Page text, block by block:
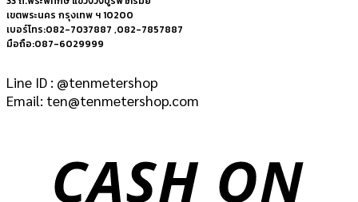
เขตพระนคร กรุงเทพ ฯ 10200
เบอร์โทร:082-7037887 ,082-7857887
มือถือ:087-6029999
Line ID : @tenmetershop
Email: ten@tenmetershop.com